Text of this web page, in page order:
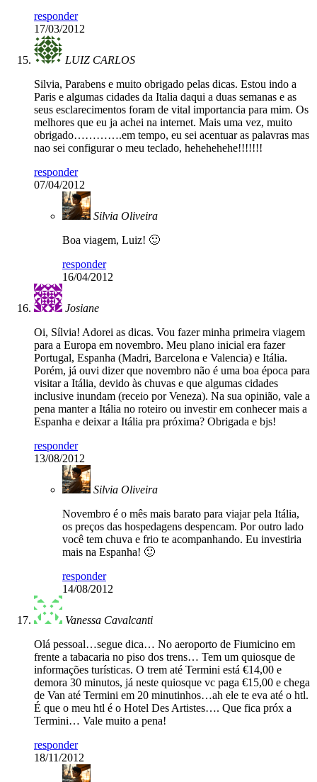
responder
17/03/2012
LUIZ CARLOS
Silvia, Parabens e muito obrigado pelas dicas. Estou indo a
Paris e algumas cidades da Italia daqui a duas semanas e as
seus esclarecimentos foram de vital importancia para mim. Os
melhores que eu ja achei na internet. Mais uma vez, muito
obrigado………….em tempo, eu sei acentuar as palavras mas
nao sei configurar o meu teclado, hehehehehe!!!!!!!
responder
07/04/2012
Silvia Oliveira
Boa viagem, Luiz! 🙂
responder
16/04/2012
Josiane
Oi, Sílvia! Adorei as dicas. Vou fazer minha primeira viagem
para a Europa em novembro. Meu plano inicial era fazer
Portugal, Espanha (Madri, Barcelona e Valencia) e Itália.
Porém, já ouvi dizer que novembro não é uma boa época para
visitar a Itália, devido às chuvas e que algumas cidades
inclusive inundam (receio por Veneza). Na sua opinião, vale a
pena manter a Itália no roteiro ou investir em conhecer mais a
Espanha e deixar a Itália pra próxima? Obrigada e bjs!
responder
13/08/2012
Silvia Oliveira
Novembro é o mês mais barato para viajar pela Itália,
os preços das hospedagens despencam. Por outro lado
você tem chuva e frio te acompanhando. Eu investiria
mais na Espanha! 🙂
responder
14/08/2012
Vanessa Cavalcanti
Olá pessoal…segue dica… No aeroporto de Fiumicino em
frente a tabacaria no piso dos trens… Tem um quiosque de
informações turísticas. O trem até Termini está €14,00 e
demora 30 minutos, já neste quiosque vc paga €15,00 e chega
de Van até Termini em 20 minutinhos…ah ele te eva até o htl.
É que o meu htl é o Hotel Des Artistes…. Que fica próx a
Termini… Vale muito a pena!
responder
18/11/2012